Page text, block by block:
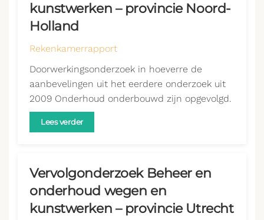
kunstwerken – provincie Noord-
Holland
Rekenkamerrapport
Doorwerkingsonderzoek in hoeverre de
aanbevelingen uit het eerdere onderzoek uit
2009 Onderhoud onderbouwd zijn opgevolgd.
Lees verder
Vervolgonderzoek Beheer en
onderhoud wegen en
kunstwerken – provincie Utrecht